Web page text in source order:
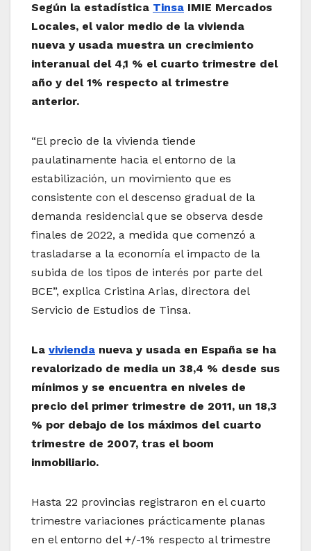
Según la estadística Tinsa IMIE Mercados
Locales, el valor medio de la vivienda
nueva y usada muestra un crecimiento
interanual del 4,1 % el cuarto trimestre del
año y del 1% respecto al trimestre
anterior.
“El precio de la vivienda tiende
paulatinamente hacia el entorno de la
estabilización, un movimiento que es
consistente con el descenso gradual de la
demanda residencial que se observa desde
finales de 2022, a medida que comenzó a
trasladarse a la economía el impacto de la
subida de los tipos de interés por parte del
BCE”, explica Cristina Arias, directora del
Servicio de Estudios de Tinsa.
La vivienda nueva y usada en España se ha
revalorizado de media un 38,4 % desde sus
mínimos y se encuentra en niveles de
precio del primer trimestre de 2011, un 18,3
% por debajo de los máximos del cuarto
trimestre de 2007, tras el boom
inmobiliario.
Hasta 22 provincias registraron en el cuarto
trimestre variaciones prácticamente planas
en el entorno del +/-1% respecto al trimestre